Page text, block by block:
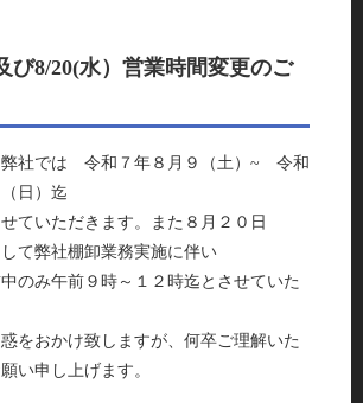
び8/20(水）営業時間変更のご
弊社では 令和７年８月９（土）~ 令和
日）迄
ていただきます。また８月２０日
して弊社棚卸業務実施に伴い
のみ午前９時～１２時迄とさせていた
をおかけ致しますが、何卒ご理解いた
い申し上げます。